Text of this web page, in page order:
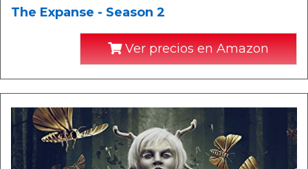
The Expanse - Season 2
Ver precios en Amazon